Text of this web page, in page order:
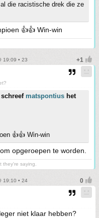
die racistische drek die ze
👍👍 Win-win
19:09 • 23
schreef matspontius het
👍👍 Win-win
opgeroepen te worden.
saying.
19:10 • 24
niet klaar hebben?